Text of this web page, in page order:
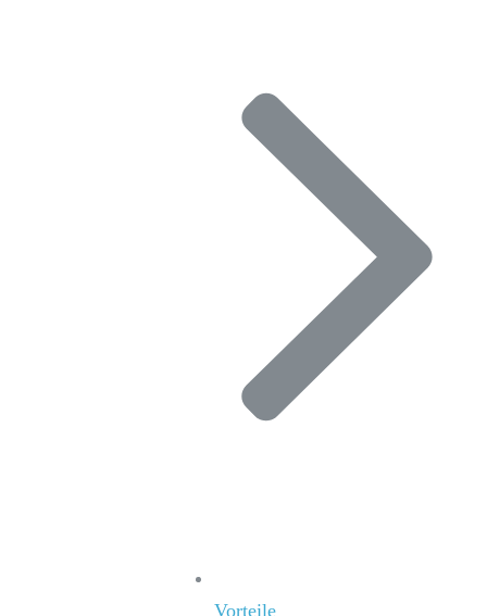
Vorteile